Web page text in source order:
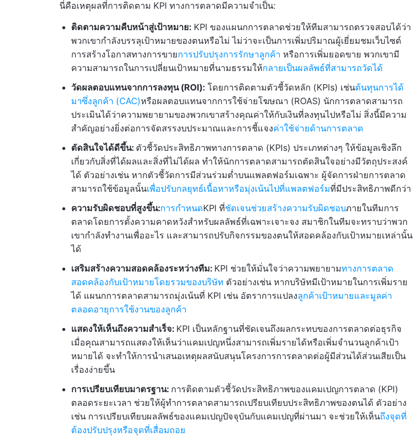
นี่คือเหตุผลที่การติดตาม KPI ทางการตลาดมีความจำเป็น:
ติดตามความคืบหน้าสู่เป้าหมาย: KPI ของแผนกการตลาดช่วยให้ทีมสามารถตรวจสอบได้ว่า
พวกเขากำลังบรรลุเป้าหมายของตนหรือไม่ ไม่ว่าจะเป็นการเพิ่มปริมาณผู้เยี่ยมชมเว็บไซต์
การสร้างโอกาสทางการขายการปรับปรุงการรักษาลูกค้า หรือการเพิ่มยอดขาย พวกเขามี
ความสามารถในการเปลี่ยนเป้าหมายที่นามธรรมให้กลายเป็นผลลัพธ์ที่สามารถวัดได้
วัดผลตอบแทนจากการลงทุน (ROI): โดยการติดตามตัวชี้วัดหลัก (KPIs) เช่นต้นทุนการได้
มาซึ่งลูกค้า (CAC)หรือผลตอบแทนจากการใช้จ่ายโฆษณา (ROAS) นักการตลาดสามารถ
ประเมินได้ว่าความพยายามของพวกเขาสร้างคุณค่าให้กับเงินที่ลงทุนไปหรือไม่ สิ่งนี้มีความ
สำคัญอย่างยิ่งต่อการจัดสรรงบประมาณและการชี้แจงค่าใช้จ่ายด้านการตลาด
ตัดสินใจได้ดีขึ้น: ตัวชี้วัดประสิทธิภาพทางการตลาด (KPIs) ประเภทต่างๆ ให้ข้อมูลเชิงลึก
เกี่ยวกับสิ่งที่ได้ผลและสิ่งที่ไม่ได้ผล ทำให้นักการตลาดสามารถตัดสินใจอย่างมีวัตถุประสงค์
ได้ ตัวอย่างเช่น หากตัวชี้วัดการมีส่วนร่วมต่ำบนแพลตฟอร์มเฉพาะ ผู้จัดการฝ่ายการตลาด
สามารถใช้ข้อมูลนั้นเพื่อปรับกลยุทธ์เนื้อหาหรือมุ่งเน้นไปที่แพลตฟอร์มที่มีประสิทธิภาพดีกว่า
ความรับผิดชอบที่สูงขึ้น:การกำหนดKPI ที่ชัดเจนช่วยสร้างความรับผิดชอบภายในทีมการ
ตลาดโดยการตั้งความคาดหวังสำหรับผลลัพธ์ที่เฉพาะเจาะจง สมาชิกในทีมจะทราบว่าพวก
เขากำลังทำงานเพื่ออะไร และสามารถปรับกิจกรรมของตนให้สอดคล้องกับเป้าหมายเหล่านั้น
ได้
เสริมสร้างความสอดคล้องระหว่างทีม: KPI ช่วยให้มั่นใจว่าความพยายามทางการตลาด
สอดคล้องกับเป้าหมายโดยรวมของบริษัท ตัวอย่างเช่น หากบริษัทมีเป้าหมายในการเพิ่มราย
ได้ แผนกการตลาดสามารถมุ่งเน้นที่ KPI เช่น อัตราการแปลงลูกค้าเป้าหมายและมูลค่า
ตลอดอายุการใช้งานของลูกค้า
แสดงให้เห็นถึงความสำเร็จ: KPI เป็นหลักฐานที่ชัดเจนถึงผลกระทบของการตลาดต่อธุรกิจ
เมื่อคุณสามารถแสดงให้เห็นว่าแคมเปญหนึ่งสามารถเพิ่มรายได้หรือเพิ่มจำนวนลูกค้าเป้า
หมายได้ จะทำให้การนำเสนอเหตุผลสนับสนุนโครงการการตลาดต่อผู้มีส่วนได้ส่วนเสียเป็น
เรื่องง่ายขึ้น
การเปรียบเทียบมาตรฐาน: การติดตามตัวชี้วัดประสิทธิภาพของแคมเปญการตลาด (KPI)
ตลอดระยะเวลา ช่วยให้ผู้ทำการตลาดสามารถเปรียบเทียบประสิทธิภาพของตนได้ ตัวอย่าง
เช่น การเปรียบเทียบผลลัพธ์ของแคมเปญปัจจุบันกับแคมเปญที่ผ่านมา จะช่วยให้เห็นถึงจุดที่
ต้องปรับปรุงหรือจุดที่เสื่อมถอย